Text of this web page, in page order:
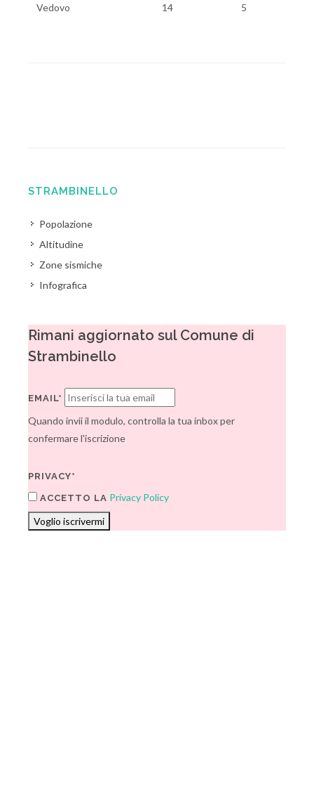
Vedovo 14 5
STRAMBINELLO
Popolazione
Altitudine
Zone sismiche
Infografica
Rimani aggiornato sul Comune di
Strambinello
EMAIL*
Quando invii il modulo, controlla la tua inbox per
confermare l'iscrizione
PRIVACY*
ACCETTO LA Privacy Policy
Voglio iscrivermi